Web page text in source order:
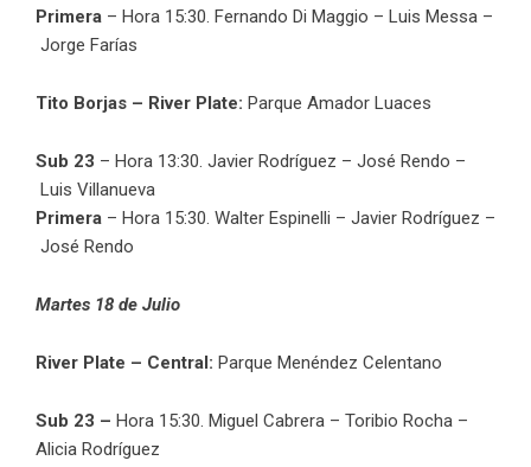
Primera – Hora 15:30. Fernando Di Maggio – Luis Messa –
Jorge Farías
Tito Borjas – River Plate: Parque Amador Luaces
Sub 23 – Hora 13:30. Javier Rodríguez – José Rendo –
Luis Villanueva
Primera – Hora 15:30. Walter Espinelli – Javier Rodríguez –
José Rendo
Martes 18 de Julio
River Plate – Central: Parque Menéndez Celentano
Sub 23 – Hora 15:30. Miguel Cabrera – Toribio Rocha –
Alicia Rodríguez